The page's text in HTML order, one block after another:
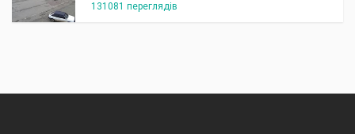
131081 переглядів